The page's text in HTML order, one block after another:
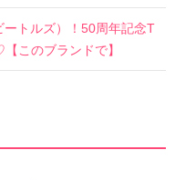
ートルズ）！50周年記念T
このブランドで】